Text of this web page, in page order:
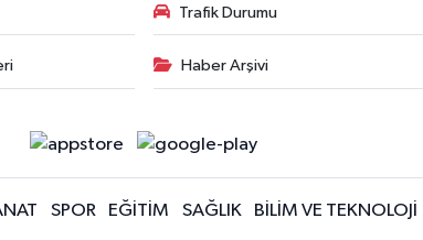
Trafik Durumu
Haber Arşivi
SPOR EĞİTİM SAĞLIK BİLİM VE TEKNOLOJİ